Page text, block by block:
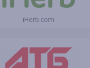
iHerb.com